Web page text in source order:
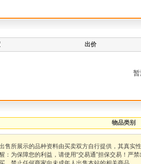
出价
物品类别
售所展示的品种资料由买卖双方自行提供，其真
：为保障您的利益，请使用“交易通”担保交易！严